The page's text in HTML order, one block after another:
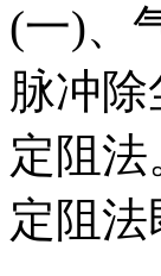
(一)、
脉冲
定阻
定阻